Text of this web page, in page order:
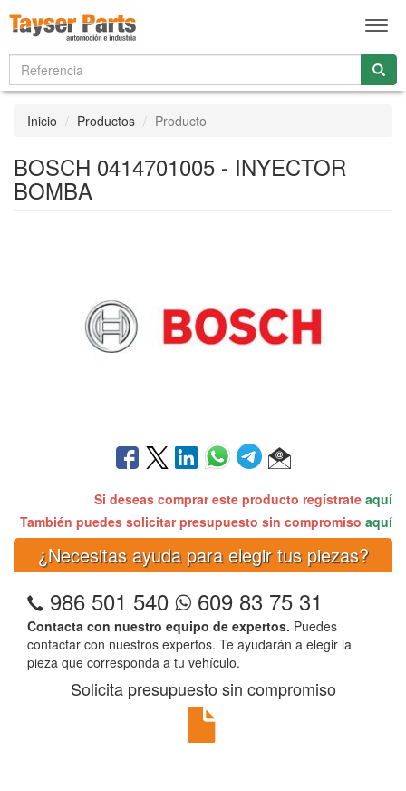
Inicio Productos Producto
BOSCH 0414701005 - INYECTOR
BOMBA
Si deseas comprar este producto regístrate aquí
También puedes solicitar presupuesto sin compromiso aquí
¿Necesitas ayuda para elegir tus piezas?
986 501 540 609 83 75 31
Contacta con nuestro equipo de expertos. Puedes
contactar con nuestros expertos. Te ayudarán a elegir la
pieza que corresponda a tu vehículo.
Solicita presupuesto sin compromiso